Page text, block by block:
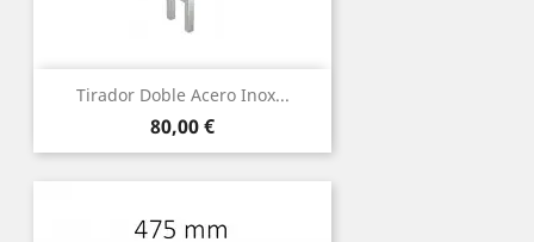
Tirador Doble Acero Inox...
Precio
80,00 €